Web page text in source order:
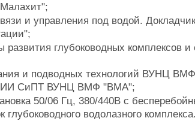
и управления под водой.
развития глубоководных комплексов
и подводных технологий ВУНЦ
НИИ СиПТ ВУНЦ ВМФ "ВМА";
50/06 Гц, 380/440B с
глубоководного водолазного